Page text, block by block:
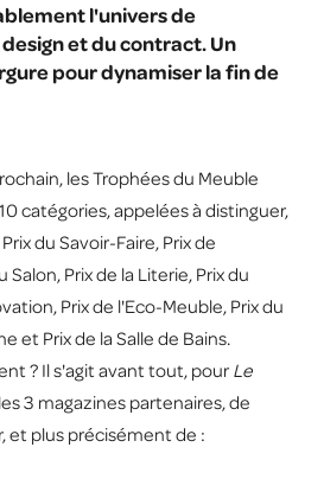
l'univers de
et du contract. Un
pour dynamiser la fin de
les Trophées du Meuble
catégories, appelées à distinguer,
du Savoir-Faire, Prix de
Prix de la Literie, Prix du
Prix de l'Eco-Meuble, Prix du
et Prix de la Salle de Bains.
? Il s'agit avant tout, pour Le
3 magazines partenaires, de
et plus précisément de :